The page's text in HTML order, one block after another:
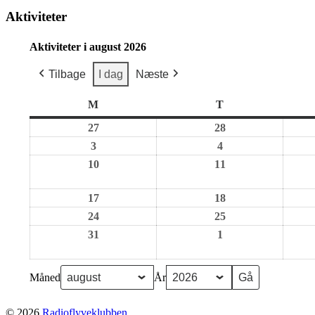
Aktiviteter
Aktiviteter i august 2026
Tilbage I dag Næste
Mmandag Ttirsdag
2727.
2026
2828.
33.
august
44.
august
1010.
2026
11
2026
1717.
august
1818.
august
2424.
2525.
31
2026
1
2026
Måned År
© 2026 Radioflyveklubben